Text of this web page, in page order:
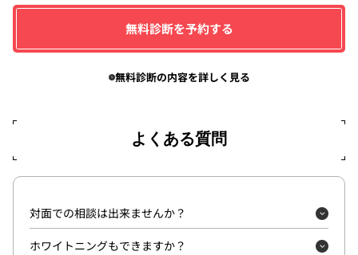
無料診断を予約する
無料診断の内容を詳しく見る
よくある質問
対面での相談は出来ませんか？
ホワイトニングもできますか？